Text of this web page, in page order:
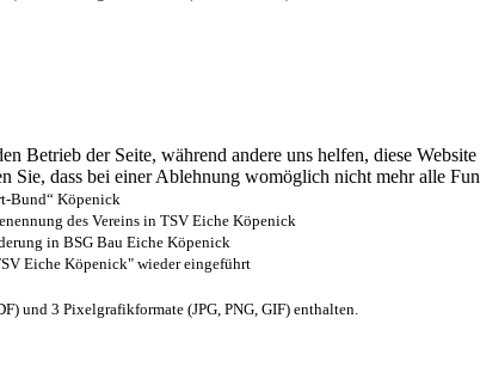
Betrieb der Seite, während andere uns helfen, diese
Sie, dass bei einer Ablehnung womöglich nicht mehr alle
Bund“ Köpenick
des Vereins in TSV Eiche Köpenick
in BSG Bau Eiche Köpenick
Eiche Köpenick" wieder eingeführt
und 3 Pixelgrafikformate (JPG, PNG, GIF) enthalten.